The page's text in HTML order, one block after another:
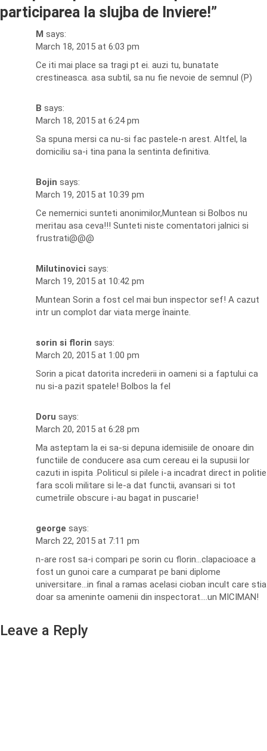
participarea la slujba de Inviere!”
M says:
March 18, 2015 at 6:03 pm
Ce iti mai place sa tragi pt ei. auzi tu, bunatate
crestineasca. asa subtil, sa nu fie nevoie de semnul (P)
B says:
March 18, 2015 at 6:24 pm
Sa spuna mersi ca nu-si fac pastele-n arest. Altfel, la
domiciliu sa-i tina pana la sentinta definitiva.
Bojin says:
March 19, 2015 at 10:39 pm
Ce nemernici sunteti anonimilor,Muntean si Bolbos nu
meritau asa ceva!!! Sunteti niste comentatori jalnici si
frustrati@@@
Milutinovici says:
March 19, 2015 at 10:42 pm
Muntean Sorin a fost cel mai bun inspector sef! A cazut
intr un complot dar viata merge înainte.
sorin si florin says:
March 20, 2015 at 1:00 pm
Sorin a picat datorita increderii in oameni si a faptului ca
nu si-a pazit spatele! Bolbos la fel
Doru says:
March 20, 2015 at 6:28 pm
Ma asteptam la ei sa-si depuna idemisiile de onoare din
functiile de conducere asa cum cereau ei la supusii lor
cazuti in ispita .Politicul si pilele i-a incadrat direct in politie
fara scoli militare si le-a dat functii, avansari si tot
cumetriile obscure i-au bagat in puscarie!
george says:
March 22, 2015 at 7:11 pm
n-are rost sa-i compari pe sorin cu florin…clapacioace a
fost un gunoi care a cumparat pe bani diplome
universitare…in final a ramas acelasi cioban incult care stia
doar sa ameninte oamenii din inspectorat….un MICIMAN!
Leave a Reply